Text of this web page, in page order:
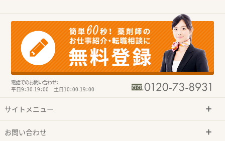
電話でのお問い合わせ：
平日9：30-19：00 土日10：00-19：00
サイトメニュー
お問い合わせ